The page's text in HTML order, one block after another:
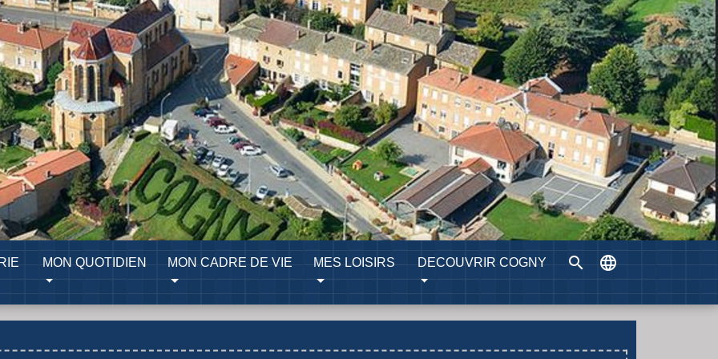
MON QUOTIDIEN MON CADRE DE VIE MES LOISIRS DECOUVRIR COGNY search language